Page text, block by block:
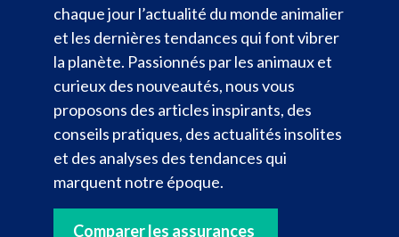
chaque jour l’actualité du monde animalier
et les dernières tendances qui font vibrer
la planète. Passionnés par les animaux et
curieux des nouveautés, nous vous
proposons des articles inspirants, des
conseils pratiques, des actualités insolites
et des analyses des tendances qui
marquent notre époque.
Comparer les assurances